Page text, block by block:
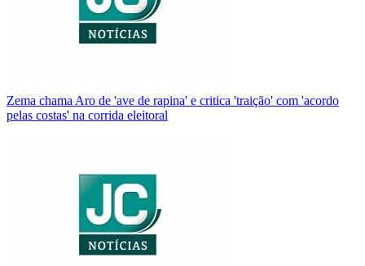
Zema chama Aro de 'ave de rapina' e critica 'traição' com 'acordo
pelas costas' na corrida eleitoral